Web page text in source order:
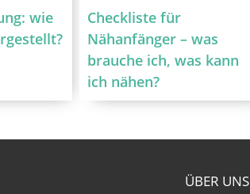
wie
Checkliste für
Nähanfänger – was
brauche ich, was kann
ich nähen?
ÜBER UNS